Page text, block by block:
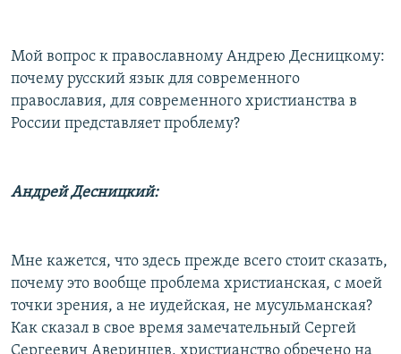
Мой вопрос к православному Андрею Десницкому:
почему русский язык для современного
православия, для современного христианства в
России представляет проблему?
Андрей Десницкий:
Мне кажется, что здесь прежде всего стоит сказать,
почему это вообще проблема христианская, с моей
точки зрения, а не иудейская, не мусульманская?
Как сказал в свое время замечательный Сергей